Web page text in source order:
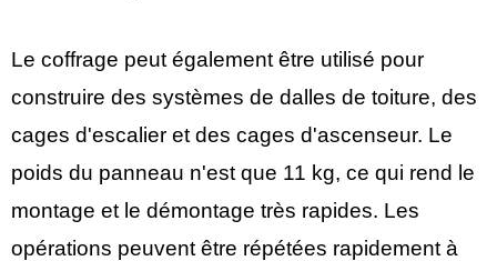
Le coffrage peut également être utilisé pour
construire des systèmes de dalles de toiture, des
cages d'escalier et des cages d'ascenseur. Le
poids du panneau n'est que 11 kg, ce qui rend le
montage et le démontage très rapides. Les
opérations peuvent être répétées rapidement à